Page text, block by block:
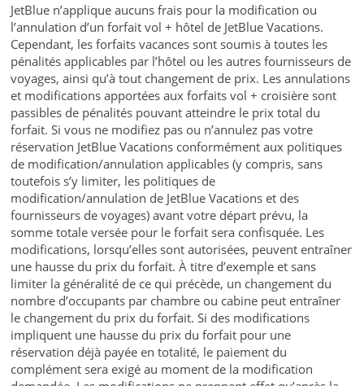
JetBlue n’applique aucuns frais pour la modification ou
l’annulation d’un forfait vol + hôtel de JetBlue Vacations.
Cependant, les forfaits vacances sont soumis à toutes les
pénalités applicables par l’hôtel ou les autres fournisseurs de
voyages, ainsi qu’à tout changement de prix. Les annulations
et modifications apportées aux forfaits vol + croisière sont
passibles de pénalités pouvant atteindre le prix total du
forfait. Si vous ne modifiez pas ou n’annulez pas votre
réservation JetBlue Vacations conformément aux politiques
de modification/annulation applicables (y compris, sans
toutefois s’y limiter, les politiques de
modification/annulation de JetBlue Vacations et des
fournisseurs de voyages) avant votre départ prévu, la
somme totale versée pour le forfait sera confisquée. Les
modifications, lorsqu’elles sont autorisées, peuvent entraîner
une hausse du prix du forfait. À titre d’exemple et sans
limiter la généralité de ce qui précède, un changement du
nombre d’occupants par chambre ou cabine peut entraîner
le changement du prix du forfait. Si des modifications
impliquent une hausse du prix du forfait pour une
réservation déjà payée en totalité, le paiement du
complément sera exigé au moment de la modification